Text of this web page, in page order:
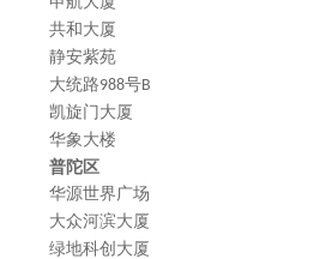
共和大厦
静安紫苑
大统路988号B
凯旋门大厦
华象大楼
普陀区
华源世界广场
大众河滨大厦
绿地科创大厦